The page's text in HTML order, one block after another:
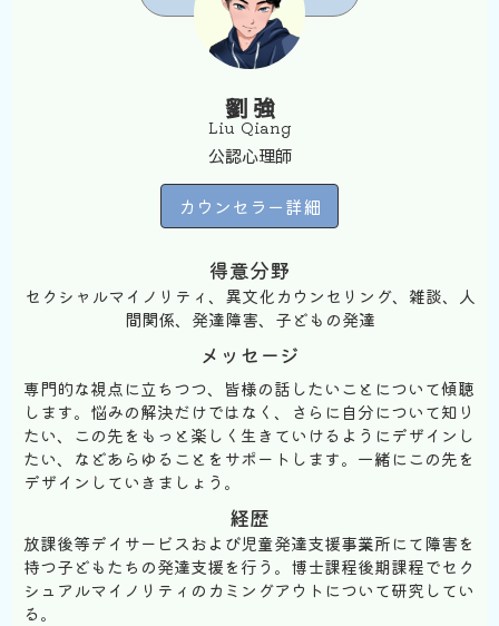
劉 強
Liu Qiang
公認心理師
カウンセラー詳細
得意分野
セクシャルマイノリティ、異文化カウンセリング、雑談、人
間関係、発達障害、子どもの発達
メッセージ
専門的な視点に立ちつつ、皆様の話したいことについて傾聴
します。悩みの解決だけではなく、さらに自分について知り
たい、この先をもっと楽しく生きていけるようにデザインし
たい、などあらゆることをサポートします。一緒にこの先を
デザインしていきましょう。
経歴
放課後等デイサービスおよび児童発達支援事業所にて障害を
持つ子どもたちの発達支援を行う。博士課程後期課程でセク
シュアルマイノリティのカミングアウトについて研究してい
る。